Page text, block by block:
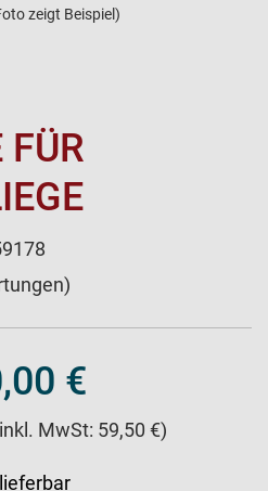
zeigt Beispiel)
FÜR
€
MwSt: 59,50 €)